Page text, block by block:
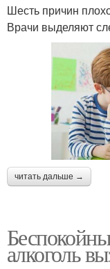
Шесть причин
Врачи выделяют
читать дальше →
алкоголь